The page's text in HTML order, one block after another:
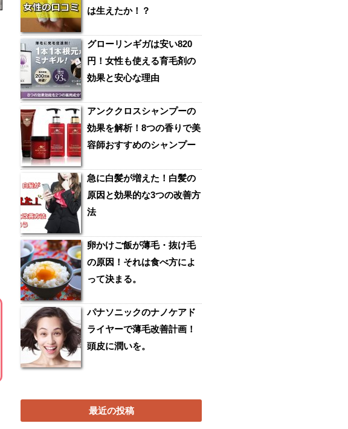
は生えたか！？
グローリンギガは安い820
円！女性も使える育毛剤の
効果と安心な理由
アンククロスシャンプーの
効果を解析！8つの香りで美
容師おすすめのシャンプー
急に白髪が増えた！白髪の
原因と効果的な3つの改善方
法
卵かけご飯が薄毛・抜け毛
の原因！それは食べ方によ
って決まる。
パナソニックのナノケアド
ライヤーで薄毛改善計画！
頭皮に潤いを。
最近の投稿